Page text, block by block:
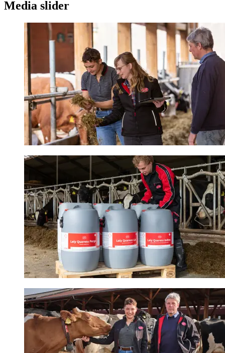
Media slider